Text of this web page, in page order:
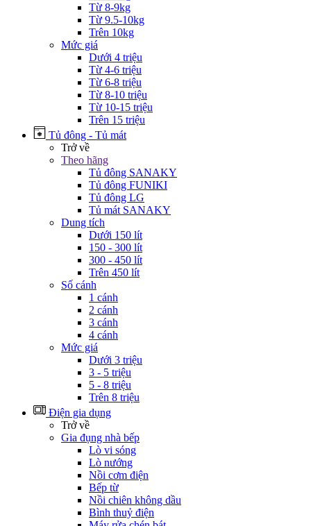
Từ 8-9kg
Từ 9.5-10kg
Trên 10kg
Mức giá
Dưới 4 triệu
Từ 4-6 triệu
Từ 6-8 triệu
Từ 8-10 triệu
Từ 10-15 triệu
Trên 15 triệu
Tủ đông - Tủ mát
Trở về
Theo hãng
Tủ đông SANAKY
Tủ đông FUNIKI
Tủ đông LG
Tủ mát SANAKY
Dung tích
Dưới 150 lít
150 - 300 lít
300 - 450 lít
Trên 450 lít
Số cánh
1 cánh
2 cánh
3 cánh
4 cánh
Mức giá
Dưới 3 triệu
3 - 5 triệu
5 - 8 triệu
Trên 8 triệu
Điện gia dụng
Trở về
Gia đụng nhà bếp
Lò vi sóng
Lò nướng
Nồi cơm điện
Bếp từ
Nồi chiên không dầu
Bình thuỷ điện